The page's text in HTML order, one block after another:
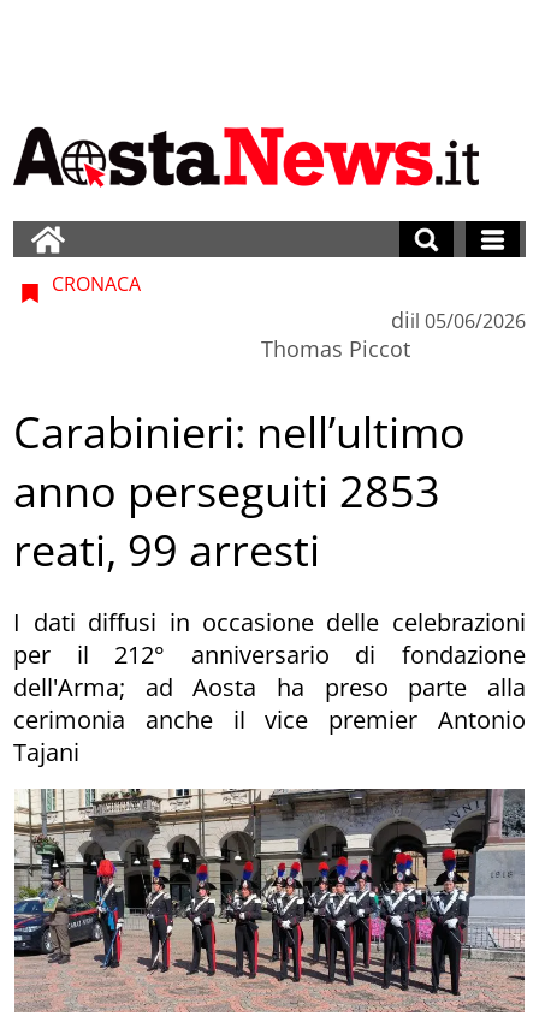
CRONACA
di
Thomas Piccot
il 05/06/2026
Carabinieri: nell’ultimo
anno perseguiti 2853
reati, 99 arresti
I dati diffusi in occasione delle celebrazioni
per il 212° anniversario di fondazione
dell'Arma; ad Aosta ha preso parte alla
cerimonia anche il vice premier Antonio
Tajani